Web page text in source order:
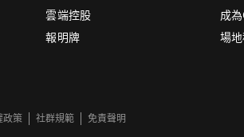
雲端控股
報明牌
成
場
政策 社群規範 免責聲明